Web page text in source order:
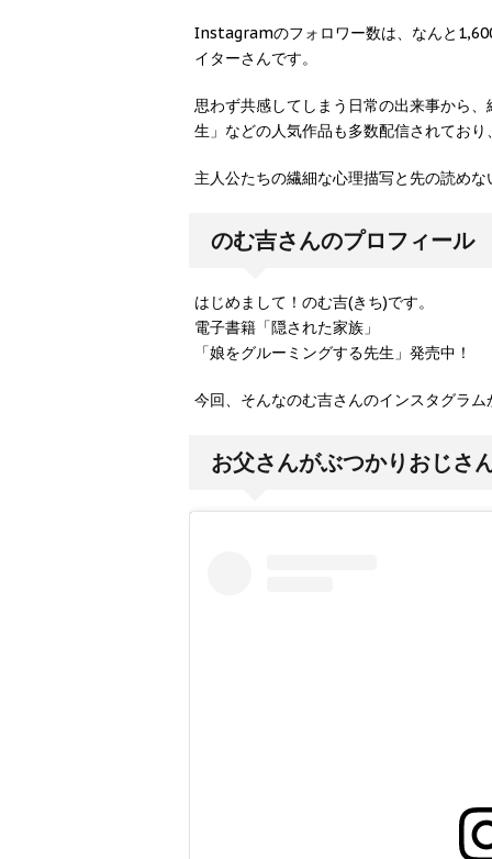
Instagramのフォロワー数は、なんと
イターさんです。
思わず共感してしまう日常の出来事から
生」などの人気作品も多数配信されてお
主人公たちの繊細な心理描写と先の読め
のむ吉さんのプロフィール
はじめまして！のむ吉(きち)です。
電子書籍「隠された家族」
「娘をグルーミングする先生」発売中！
今回、そんなのむ吉さんのインスタグラ
お父さんがぶつかりおじさ